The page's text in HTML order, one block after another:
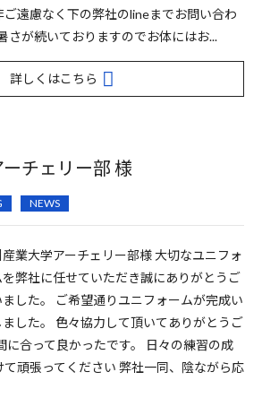
遠慮なく下の弊社のlineまでお問い合わ
さが続いておりますのでお体にはお...
詳しくはこちら
チェリー部 様
NEWS
産業大学アーチェリー部様 大切なユニフォ
を弊社に任せていただき誠にありがとうご
ました。 ご希望通りユニフォームが完成い
ました。 色々協力して頂いてありがとうご
に合って良かったです。 日々の練習の成
頑張ってください 弊社一同、陰ながら応